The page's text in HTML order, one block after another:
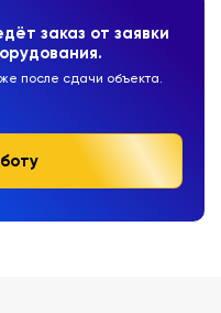
заказ от заявки
после сдачи объекта.